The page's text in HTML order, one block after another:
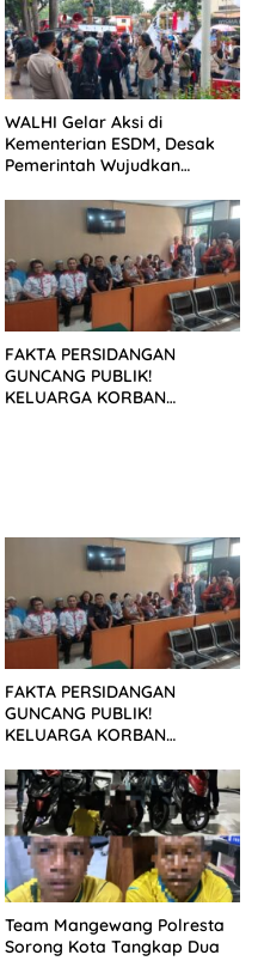
WALHI Gelar Aksi di
Kementerian ESDM, Desak
Pemerintah Wujudkan
FAKTA PERSIDANGAN
GUNCANG PUBLIK!
KELUARGA KORBAN
FAKTA PERSIDANGAN
GUNCANG PUBLIK!
KELUARGA KORBAN
SETELAH SIDANG TUNTUTAN
DITUNDA
Team Mangewang Polresta
Sorong Kota Tangkap Dua